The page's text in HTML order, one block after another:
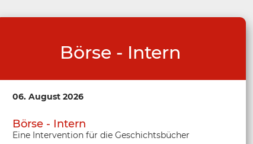
Börse - Intern
06. August 2026
Börse - Intern
Eine Intervention für die Geschichtsbücher